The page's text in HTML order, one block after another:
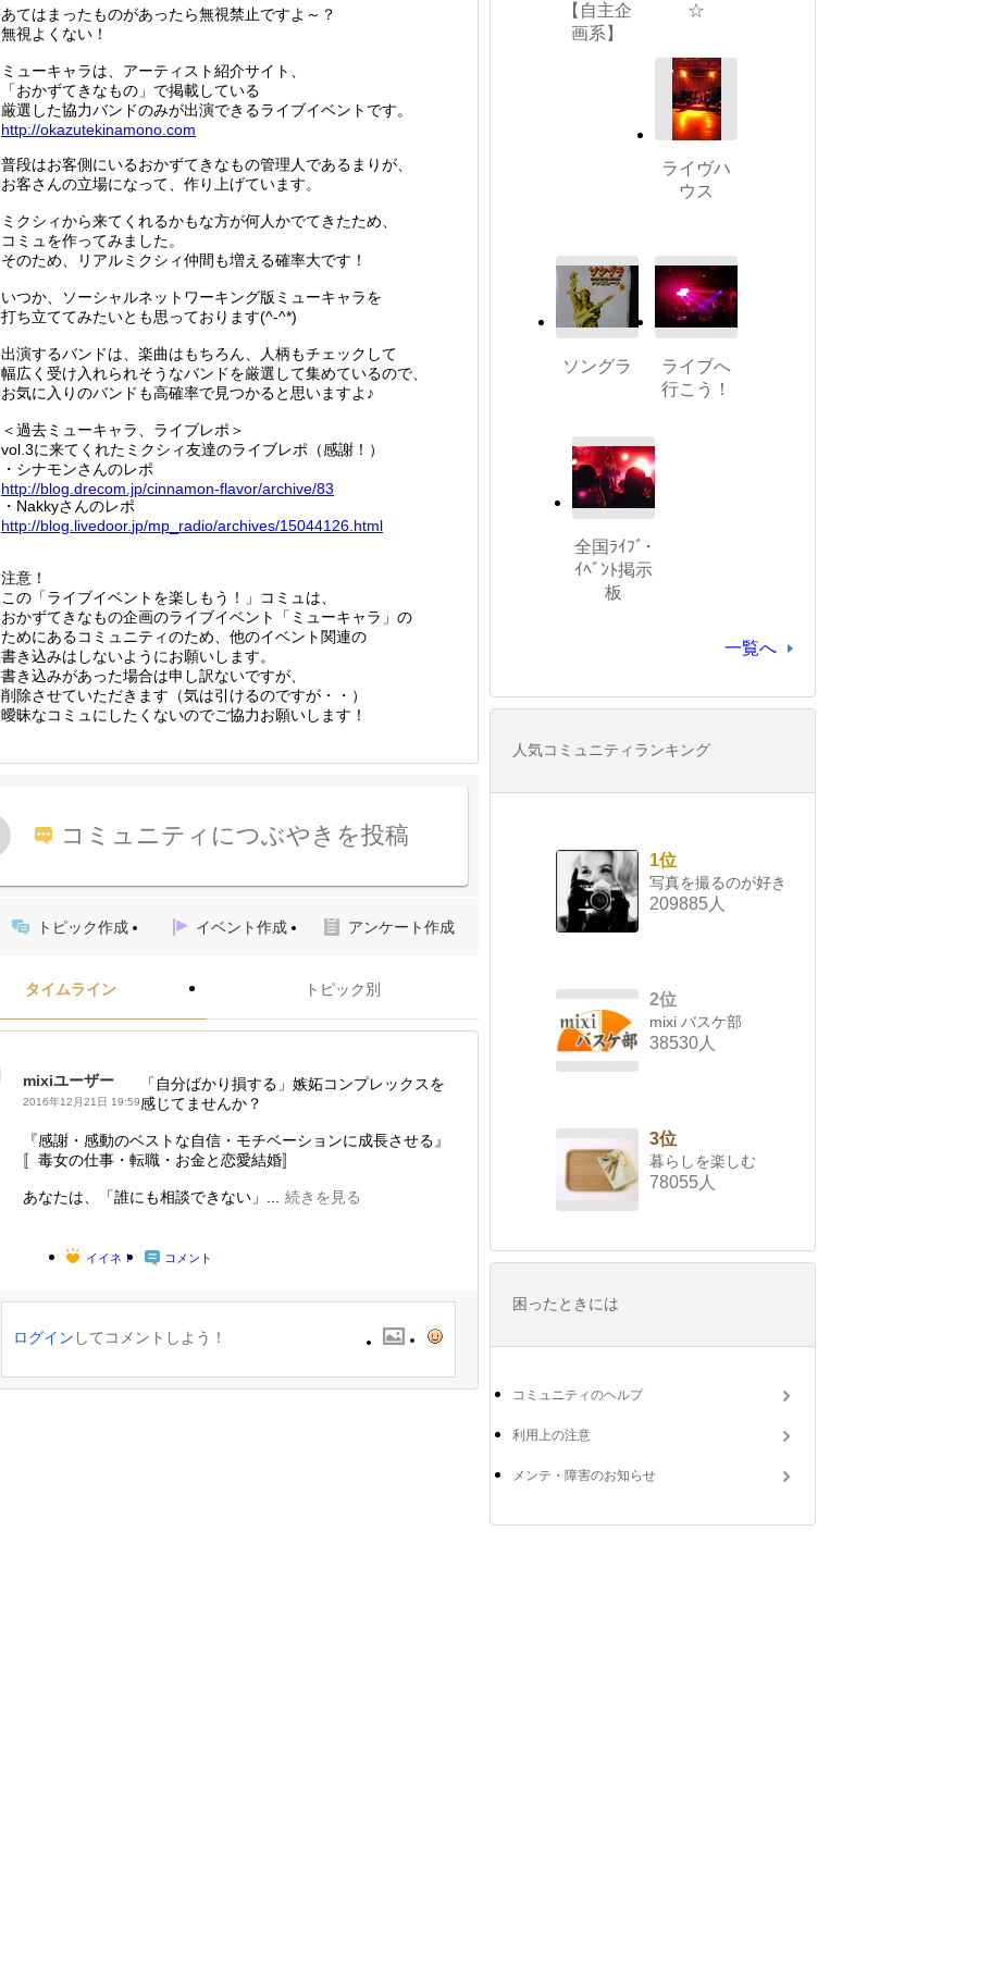
あてはまったものがあったら無視禁止ですよ～？
無視よくない！
ミューキャラは、アーティスト紹介サイト、
「おかずてきなもの」で掲載している
厳選した協力バンドのみが出演できるライブイベントです。
http://okazutekinamono.com
普段はお客側にいるおかずてきなもの管理人であるまりが、
お客さんの立場になって、作り上げています。
ミクシィから来てくれるかもな方が何人かでてきたため、
コミュを作ってみました。
そのため、リアルミクシィ仲間も増える確率大です！
いつか、ソーシャルネットワーキング版ミューキャラを
打ち立ててみたいとも思っております(^-^*)
出演するバンドは、楽曲はもちろん、人柄もチェックして
幅広く受け入れられそうなバンドを厳選して集めているので、
お気に入りのバンドも高確率で見つかると思いますよ♪
＜過去ミューキャラ、ライブレポ＞
vol.3に来てくれたミクシィ友達のライブレポ（感謝！）
・シナモンさんのレポ
http://blog.drecom.jp/cinnamon-flavor/archive/83
・Nakkyさんのレポ
http://blog.livedoor. jp/mp_radio/archives/15044126.html
注意！
この「ライブイベントを楽しもう！」コミュは、
おかずてきなもの企画のライブイベント「ミューキャラ」の
ためにあるコミュニティのため、他のイベント関連の
書き込みはしないようにお願いします。
書き込みがあった場合は申し訳ないですが、
削除させていただきます（気は引けるのですが・・）
曖昧なコミュにしたくないのでご協力お願いします！
コミュニティにつぶやきを投稿
トピック作成 イベント作成 アンケート作成
タイムライン トピック別
mixiユーザー
2016年12月21日 19:59
「自分ばかり損する」嫉妬コンプレックスを
感じてませんか？
『感謝・感動のベストな自信・モチベーションに成長させる』
〚毒女の仕事・転職・お金と恋愛結婚〛
あなたは、「誰にも相談できない」... 続きを見る
イイネ！ コメント
ログイン してコメントしよう！
【自主企
画系】
☆
ライヴハ
ウス
ソングラ
ライブへ
行こう！
全国ﾗｲﾌﾞ･
ｲﾍﾞﾝﾄ掲示
板
一覧へ
人気コミュニティランキング
1位
写真を撮るのが好き
209885人
2位
mixi バスケ部
38530人
3位
暮らしを楽しむ
78055人
困ったときには
コミュニティのヘルプ
利用上の注意
メンテ・障害のお知らせ